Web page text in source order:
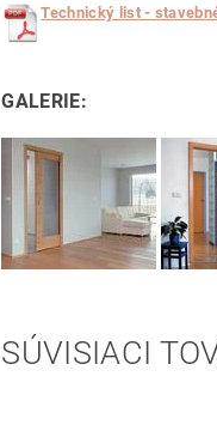
Technický list -
GALERIE:
SÚVISIACI